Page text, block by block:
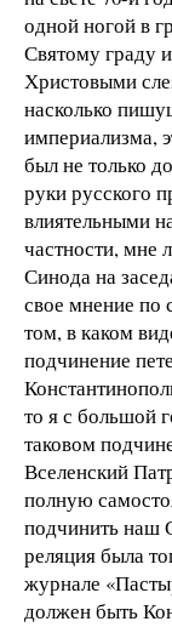
одной ногой в
Святому граду
Христовыми
насколько
империализма,
был не только
руки русского
влиятельными
частности, мне
Синода на
свое мнение по
том, в каком
подчинение
то я с большой
таковом
Вселенский
полную
подчинить наш
реляция была
журнале
должен быть